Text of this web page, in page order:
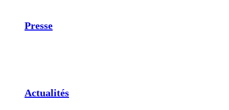
Presse
Actualités